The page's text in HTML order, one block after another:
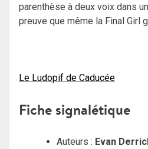
parenthèse à deux voix dans
preuve que même la Final Girl
Le Ludopif de Caducée
Fiche signalétique
Auteurs : Evan